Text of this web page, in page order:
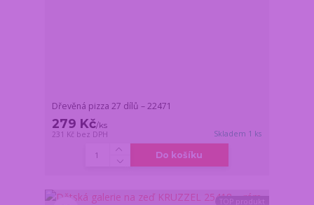
Dřevěná pizza 27 dílů – 22471
279 Kč/ks
231 Kč bez DPH Skladem 1 ks
Do košíku
TOP produkt